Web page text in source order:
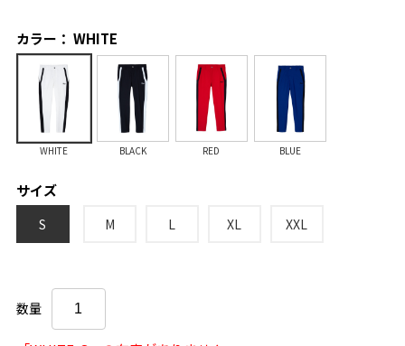
カラー： WHITE
WHITE BLACK RED BLUE
サイズ
S M L XL XXL
数量